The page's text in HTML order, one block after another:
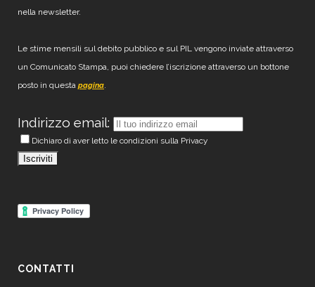
nella newsletter.
Le stime mensili sul debito pubblico e sul PIL vengono inviate attraverso
un Comunicato Stampa, puoi chiedere l’iscrizione attraverso un bottone
posto in questa pagina.
Indirizzo email:
Dichiaro di aver letto le condizioni sulla Privacy
CONTATTI